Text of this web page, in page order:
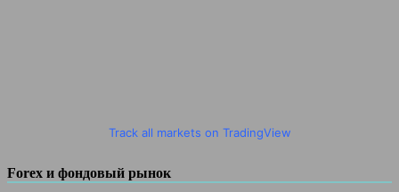
Track all markets on TradingView
Forex и фондовый рынок